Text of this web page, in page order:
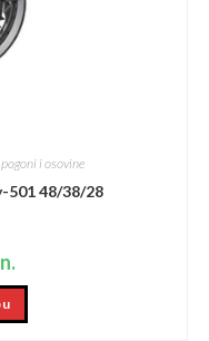
i osovine
501 48/38/28